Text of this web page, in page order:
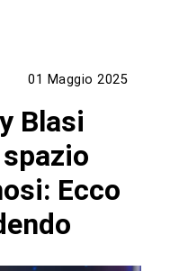
01 Maggio 2025
Blasi
Ecco